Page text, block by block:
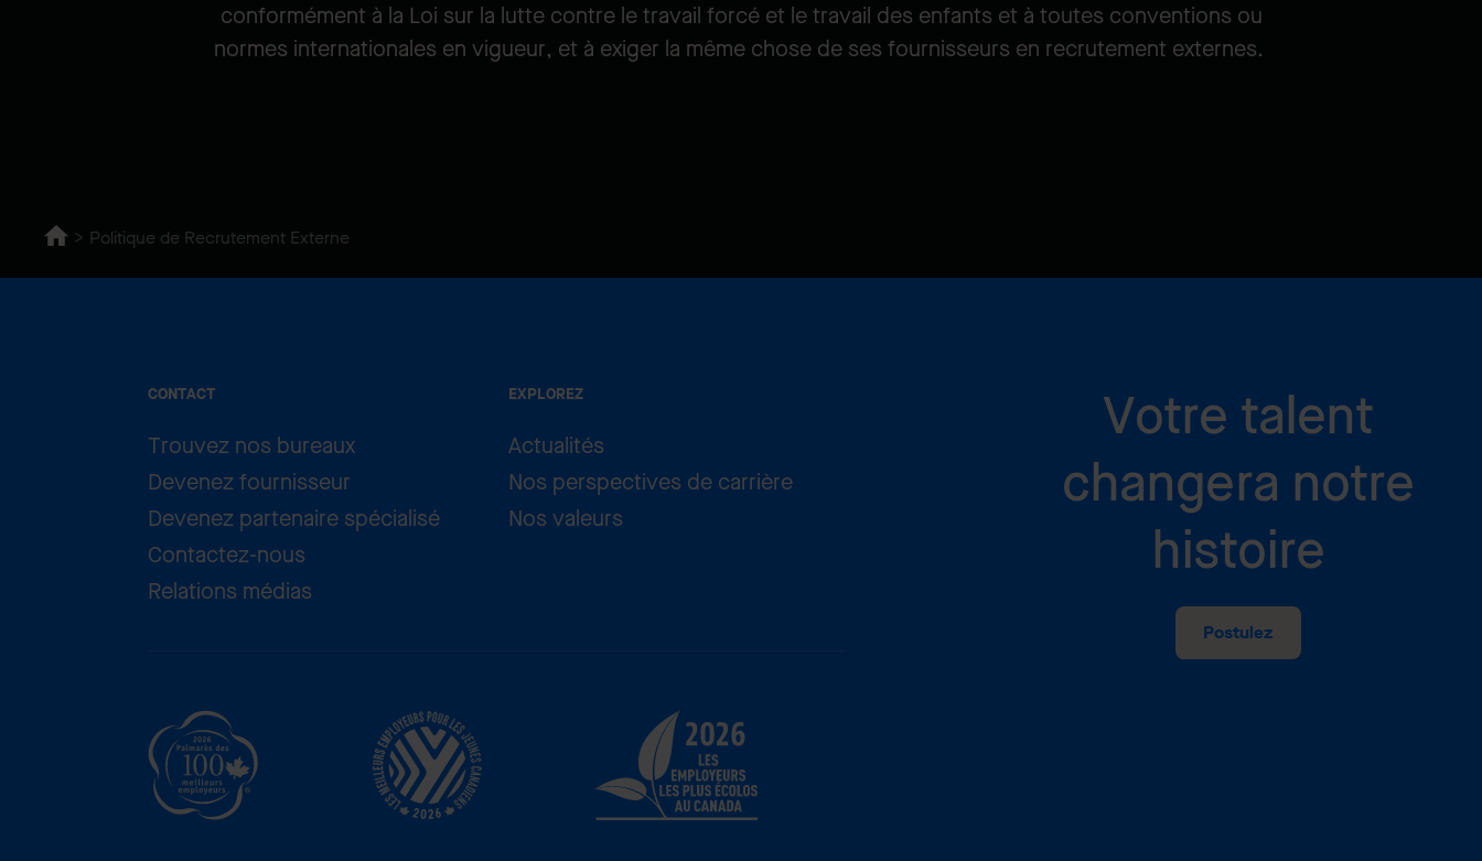
conformément à la Loi sur la lutte contre le travail forcé et le travail des enfants et à toutes conventions ou
normes internationales en vigueur, et à exiger la même chose de ses fournisseurs en recrutement externes.
Politique de Recrutement Externe
CONTACT
Trouvez nos bureaux
Devenez fournisseur
Devenez partenaire spécialisé
Contactez-nous
Relations médias
EXPLOREZ
Actualités
Nos perspectives de carrière
Nos valeurs
Votre talent
changera notre
histoire
Postulez